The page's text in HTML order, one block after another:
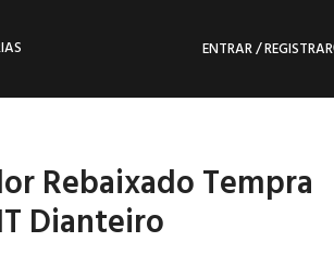
ENTRAR / REGISTRAR
Rebaixado Tempra
Dianteiro